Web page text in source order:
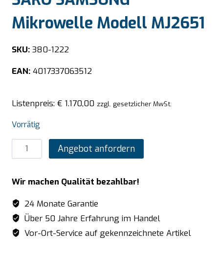
Mikrowelle Modell MJ2651
SKU: 380-1222
EAN: 4017337063512
Listenpreis: € 1.170,00 zzgl. gesetzlicher MwSt.
Vorrätig
SARO
SAMSUNG
Modell
MJ2651
Menge
Angebot anfordern
Wir machen Qualität bezahlbar!
24 Monate Garantie
Über 50 Jahre Erfahrung im Handel
Vor-Ort-Service auf gekennzeichnete Artikel